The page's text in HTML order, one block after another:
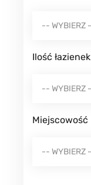
Ilość łazienek
Miejscowość